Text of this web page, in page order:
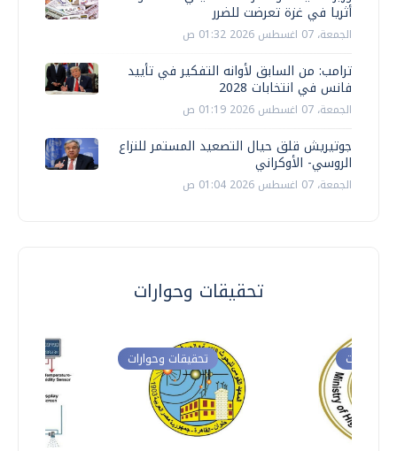
أثريا في غزة تعرضت للضرر
الجمعة، 07 اغسطس 2026 01:32 ص
ترامب: من السابق لأوانه التفكير في تأييد
فانس في انتخابات 2028
الجمعة، 07 اغسطس 2026 01:19 ص
جوتيريش قلق حيال التصعيد المستمر للنزاع
الروسي- الأوكراني
الجمعة، 07 اغسطس 2026 01:04 ص
تحقيقات وحوارات
تحقيقات وحوارات وحوارات